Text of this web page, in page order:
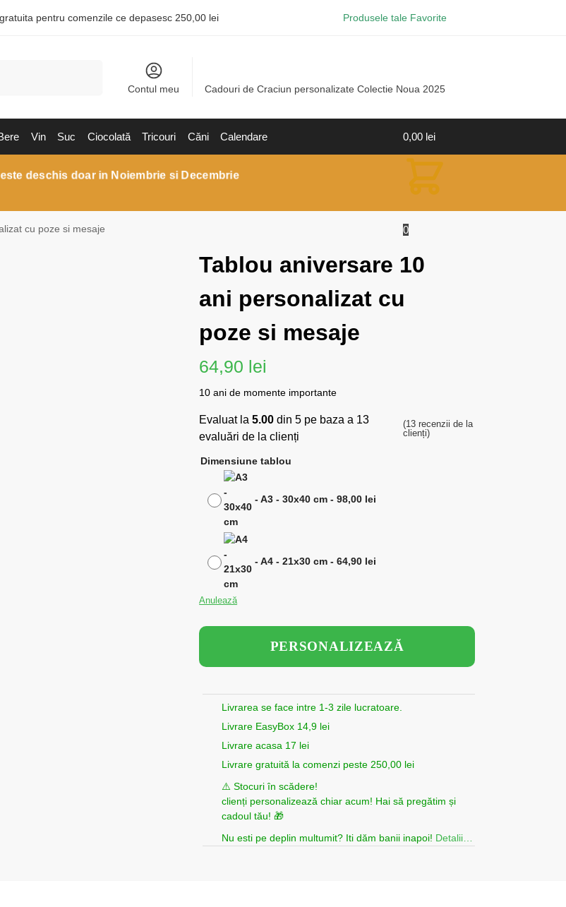
pentru comenzile ce depasesc 250,00 lei Produsele tale Favorite
Contul meu Cadouri de Craciun personalizate Colectie Noua 2025
Vin Suc Ciocolată Tricouri Căni Calendare 0,00 lei
0
deschis doar in Noiembrie si Decembrie
cu poze si mesaje
Tablou aniversare 10
ani personalizat cu
poze si mesaje
64,90 lei
10 ani de momente importante
Evaluat la5.00 din 5 pe baza a 13
evaluări de la clienți
(13 recenzii de la
clienți)
Dimensiune tablou
-A3 - 30x40 cm -98,00 lei
-A4 - 21x30 cm -64,90 lei
Anulează
PERSONALIZEAZĂ
Livrarea se face intre 1-3 zile lucratoare.
Livrare EasyBox 14,9 lei
Livrare acasa 17 lei
Livrare gratuită la comenzi peste 250,00 lei
⚠️ Stocuri în scădere!
clienți personalizează chiar acum! Hai să pregătim și
cadoul tău! 🎁
Nu esti pe deplin multumit? Iti dăm banii inapoi! Detalii…